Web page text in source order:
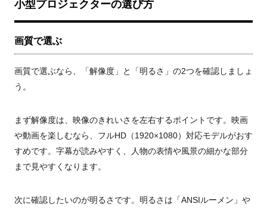
小型プロジェクターの選び方
画質で選ぶ
画質で選ぶなら、「解像度」と「明るさ」の2つを確認しましょ
う。
まず解像度は、映像のきれいさを左右するポイントです。映画
や動画を楽しむなら、フルHD（1920×1080）対応モデルがおす
すめです。字幕が読みやすく、人物の表情や風景の細かな部分
まで見やすくなります。
次に確認したいのが明るさです。明るさは「ANSIルーメン」や